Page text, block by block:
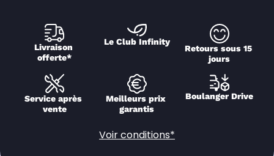
Livraison
offerte*
Le Club Infinity
Retours sous 15
jours
Service après
vente
Meilleurs prix
garantis
Boulanger Drive
Voir conditions*